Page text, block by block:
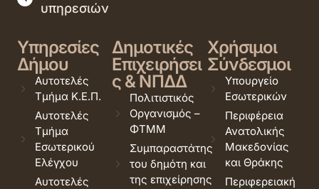
υπηρεσιών
Υπηρεσίες
Δήμου
Αυτοτελές
Τμήμα Κ.Ε.Π.
Αυτοτελές
Τμήμα
Εσωτερικού
Ελέγχου
Αυτοτελές
Δημοτικές
Επιχειρήσει
ς & ΝΠΔΔ
Πολιτιστικός
Οργανισμός –
ΦΤΜΜ
Συμπαραστάτης
του δημότη και
της επιχείρησης
Χρήσιμοι
Σύνδεσμοι
Υπουργείο
Εσωτερικών
Περιφέρεια
Ανατολικής
Μακεδονίας
και Θράκης
Περιφερειακή